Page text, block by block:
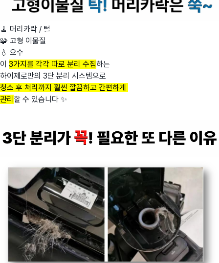
🧹 머리카락 / 털
🧩 고형 이물질
💧 오수
이 3가지를 각각 따로 분리 수집하는
하이제로만의 3단 분리 시스템으로
청소 후 처리까지 훨씬 깔끔하고 간편하게
관리 할 수 있습니다 ✨